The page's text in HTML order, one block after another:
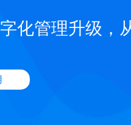
化管理升级，